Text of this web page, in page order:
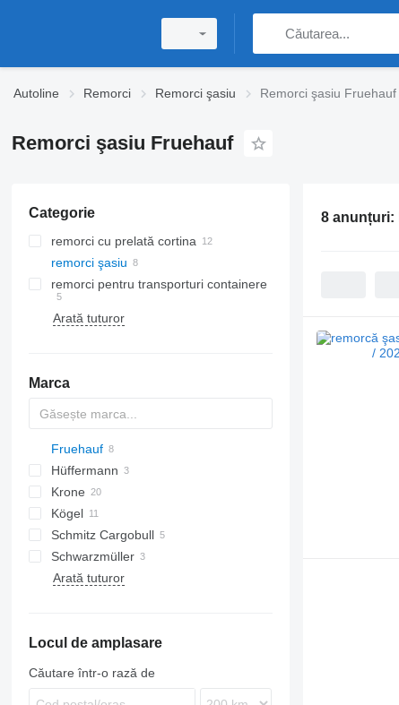
Autoline Remorci Remorci şasiu Remorci şasiu Fruehauf
Remorci şasiu Fruehauf
Categorie
remorci cu prelată cortina
remorci şasiu
remorci pentru transporturi containere
Arată tuturor
Marca
TWP
Fruehauf
Hüffermann
HSA
Krone
AZ
ZZ
Kögel
AW
ZW
Actros
Antos
Arocs
240
Chieftain
Schmitz Cargobull
AWF
ZWF
Schwarzmüller
BDF
Arată tuturor
Locul de amplasare
Căutare într-o rază de
8 anunțuri: